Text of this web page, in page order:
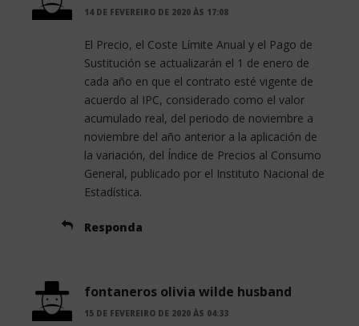
14 DE FEVEREIRO DE 2020 ÀS 17:08
El Precio, el Coste Límite Anual y el Pago de
Sustitución se actualizarán el 1 de enero de
cada año en que el contrato esté vigente de
acuerdo al IPC, considerado como el valor
acumulado real, del periodo de noviembre a
noviembre del año anterior a la aplicación de
la variación, del Índice de Precios al Consumo
General, publicado por el Instituto Nacional de
Estadística.
Responda
fontaneros olivia wilde husband
15 DE FEVEREIRO DE 2020 ÀS 04:33